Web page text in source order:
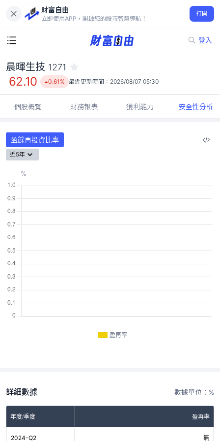
財富自由
立即使用APP，開啟您的股市智慧導航！
打開
登入
62.10
0.61%
晨暉生技 1271
62.10 0.61% 最近更新時間： 2026/08/07 05:30
個股概覽 財務報表 獲利能力 安全性分析
盈餘再投資比率
近5年
盈再率
詳細數據 數據單位：%
年度/季度 盈再率
2024-Q2 無